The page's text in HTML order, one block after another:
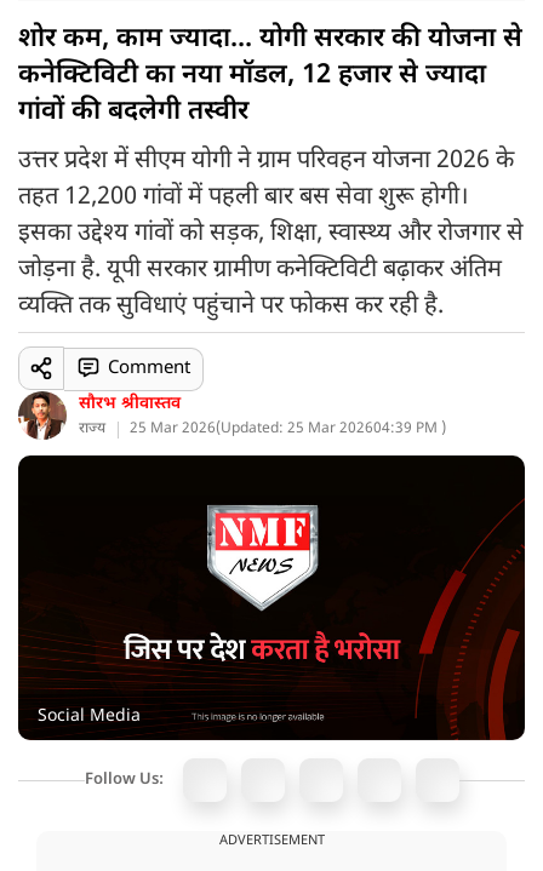
शोर कम, काम ज्यादा... योगी सरकार की योजना से
कनेक्टिविटी का नया मॉडल, 12 हजार से ज्यादा
गांवों की बदलेगी तस्वीर
उत्तर प्रदेश में सीएम योगी ने ग्राम परिवहन योजना 2026 के
तहत 12,200 गांवों में पहली बार बस सेवा शुरू होगी।
इसका उद्देश्य गांवों को सड़क, शिक्षा, स्वास्थ्य और रोजगार से
जोड़ना है. यूपी सरकार ग्रामीण कनेक्टिविटी बढ़ाकर अंतिम
व्यक्ति तक सुविधाएं पहुंचाने पर फोकस कर रही है.
सौरभ श्रीवास्तव
राज्य 25 Mar 2026(Updated: 25 Mar 202604:39 PM )
Comment
Social Media
Follow Us:
ADVERTISEMENT